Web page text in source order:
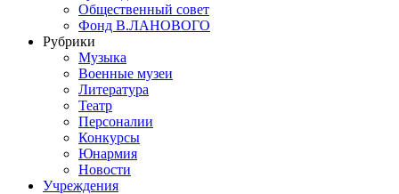
Общественный совет
Фонд В.ЛАНОВОГО
Рубрики
Музыка
Военные музеи
Литература
Театр
Персоналии
Конкурсы
Юнармия
Новости
Учреждения